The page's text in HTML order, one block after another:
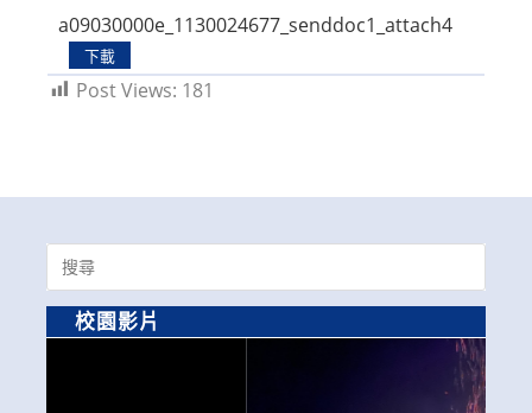
a09030000e_1130024677_senddoc1_attach4
下載
Post Views: 181
Search
for:
校園影片